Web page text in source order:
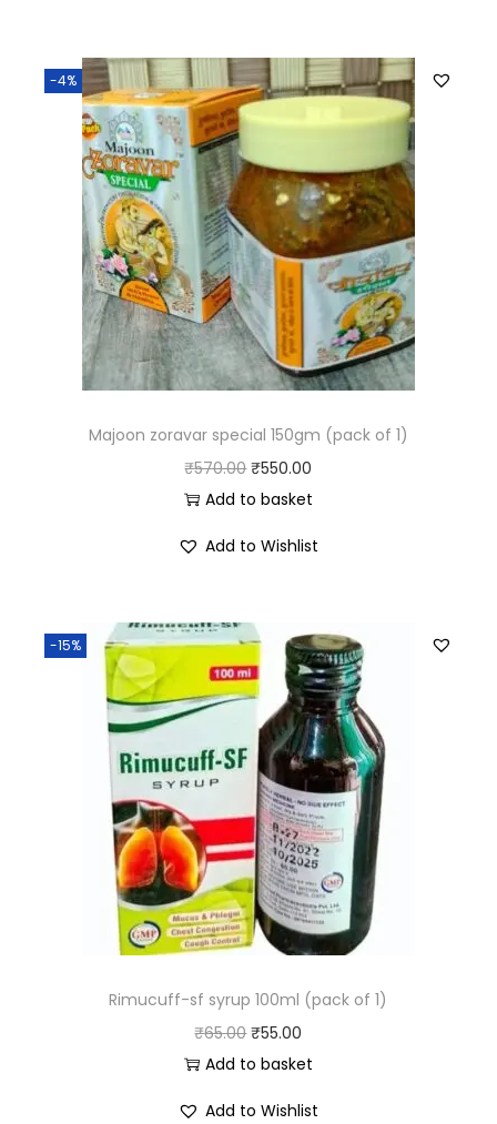
-4%
Majoon zoravar special 150gm (pack of 1)
₹570.00 ₹550.00
Add to basket
Add to Wishlist
-15%
Rimucuff-sf syrup 100ml (pack of 1)
₹65.00 ₹55.00
Add to basket
Add to Wishlist